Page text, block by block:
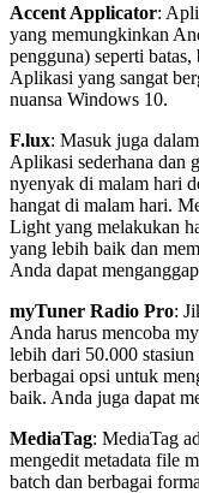
Accent Applicator:
yang memungkinkan
pengguna) seperti
Aplikasi yang sangat
nuansa Windows 10.
F.lux: Masuk juga
Aplikasi sederhana dan
nyenyak di malam hari
hangat di malam hari.
Light yang melakukan
yang lebih baik dan
Anda dapat
myTuner Radio Pro:
Anda harus mencoba
lebih dari 50.000
berbagai opsi untuk
baik. Anda juga dapat
MediaTag: MediaTag
mengedit metadata file
batch dan berbagai